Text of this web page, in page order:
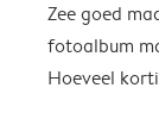
Zee goed
fotoalbum
Hoeveel